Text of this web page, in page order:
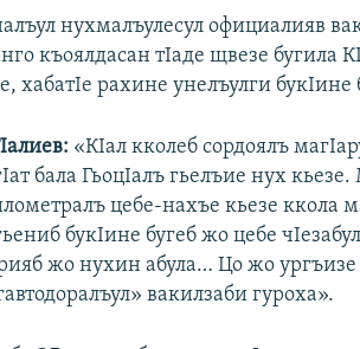
нухмалъулесул официалияв
къоялдасан тIаде щвезе бугила
хабатIе рахине унелъулги букIине
«КIал кколеб сордоялъ
бала ГьоцIалъ гьелъие нух
цебе-нахъе кьезе ккола
букIине бугеб жо цебе
жо нухин абула… Цо жо
вакилзаби гуроха».